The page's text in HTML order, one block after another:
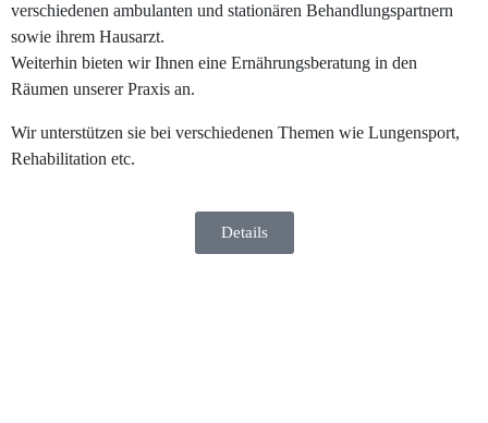
verschiedenen ambulanten und stationären Behandlungspartnern
sowie ihrem Hausarzt.
Weiterhin bieten wir Ihnen eine Ernährungsberatung in den
Räumen unserer Praxis an.
Wir unterstützen sie bei verschiedenen Themen wie Lungensport,
Rehabilitation etc.
Details